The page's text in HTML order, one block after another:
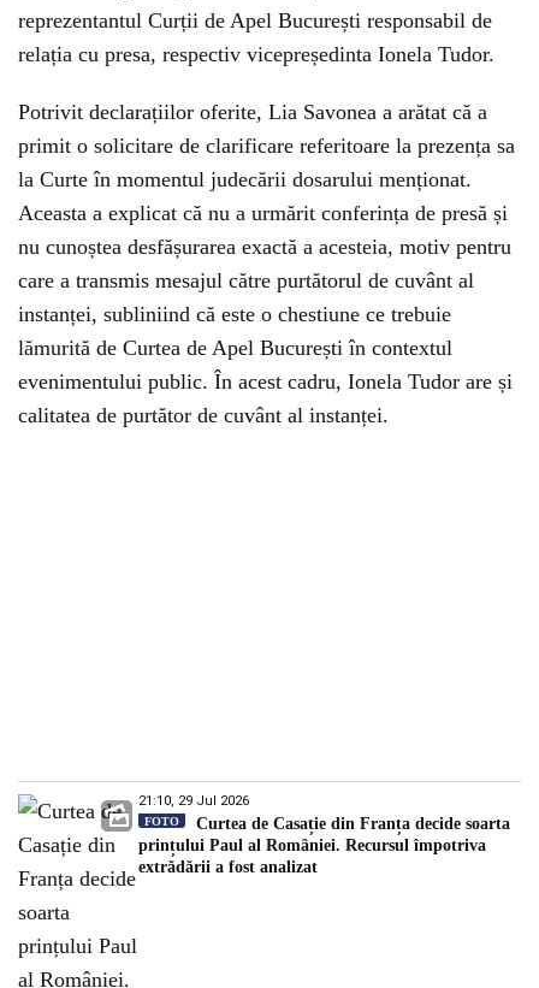
reprezentantul Curții de Apel București responsabil de
relația cu presa, respectiv vicepreședinta Ionela Tudor.
Potrivit declarațiilor oferite, Lia Savonea a arătat că a
primit o solicitare de clarificare referitoare la prezența sa
la Curte în momentul judecării dosarului menționat.
Aceasta a explicat că nu a urmărit conferința de presă și
nu cunoștea desfășurarea exactă a acesteia, motiv pentru
care a transmis mesajul către purtătorul de cuvânt al
instanței, subliniind că este o chestiune ce trebuie
lămurită de Curtea de Apel București în contextul
evenimentului public. În acest cadru, Ionela Tudor are și
calitatea de purtător de cuvânt al instanței.
21:10, 29 Jul 2026
FOTO
Curtea de Casație din Franța decide soarta
prințului Paul al României. Recursul împotriva
extrădării a fost analizat